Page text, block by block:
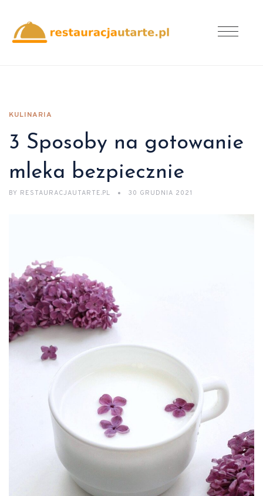
KULINARIA
3 Sposoby na gotowanie
mleka bezpiecznie
BY RESTAURACJAUTARTE.PL 30 GRUDNIA 2021